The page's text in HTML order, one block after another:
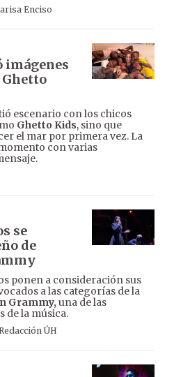
Enciso
imágenes
Ghetto
escenario con los chicos
Ghetto Kids, sino que
el mar por primera vez. La
con varias
se
de
ponen a consideración sus
a las categorías de la
Grammy, una de las
de la música.
ÚH